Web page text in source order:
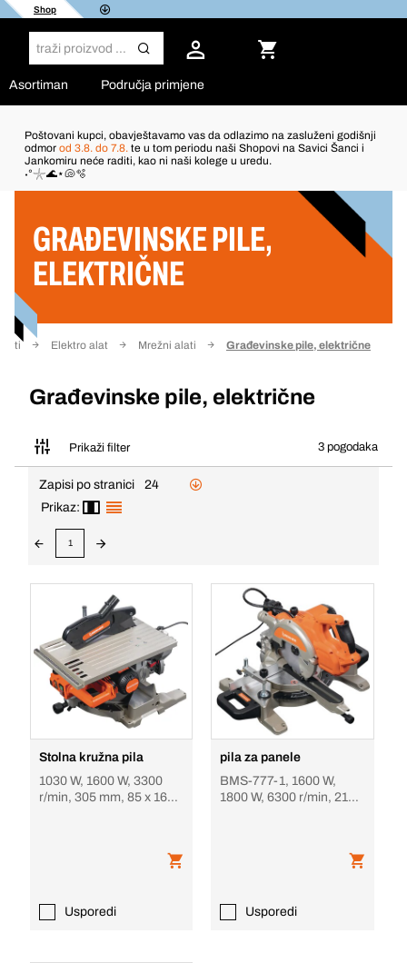
Shop
Asortiman Područja primjene
Poštovani kupci, obavještavamo vas da odlazimo na zasluženi godišnji
odmor od 3.8. do 7.8. te u tom periodu naši Shopovi na Savici Šanci i
Jankomiru neće raditi, kao ni naši kolege u uredu.
˖°𓇼🌊⋆🐚🫧
GRAĐEVINSKE PILE,
ELEKTRIČNE
Elektro alat Mrežni alati Građevinske pile, električne
Građevinske pile, električne
Prikaži filter 3 pogodaka
Filter
Zapisi po stranici
24
Prikaz:
1
Stolna kružna pila
1030 W, 1600 W, 3300
r/min, 305 mm, 85 x 160
Usporedi
pila za panele
BMS-777-1, 1600 W,
1800 W, 6300 r/min, 216
Usporedi